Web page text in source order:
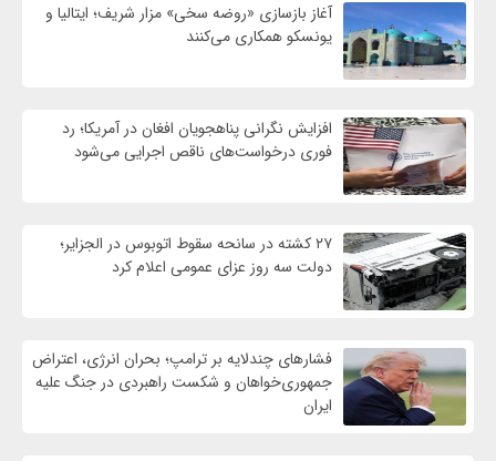
آغاز بازسازی «روضه سخی» مزار شریف؛ ایتالیا و
یونسکو همکاری می‌کنند
افزایش نگرانی پناهجویان افغان در آمریکا؛ رد
فوری درخواست‌های ناقص اجرایی می‌شود
۲۷ کشته در سانحه سقوط اتوبوس در الجزایر؛
دولت سه روز عزای عمومی اعلام کرد
فشارهای چندلایه بر ترامپ؛ بحران انرژی، اعتراض
جمهوری‌خواهان و شکست راهبردی در جنگ علیه
ایران